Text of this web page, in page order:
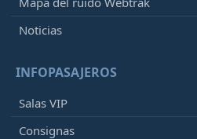
Noticias
INFOPASAJEROS
Salas VIP
Consignas